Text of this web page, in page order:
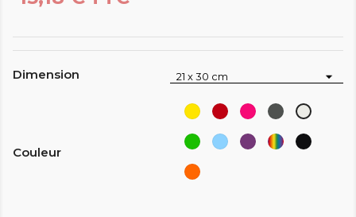
Dimension
Couleur
JauneRougeRoseGris Blanc
Vert
Bleu
VioletMulticolore
Noir
Orange